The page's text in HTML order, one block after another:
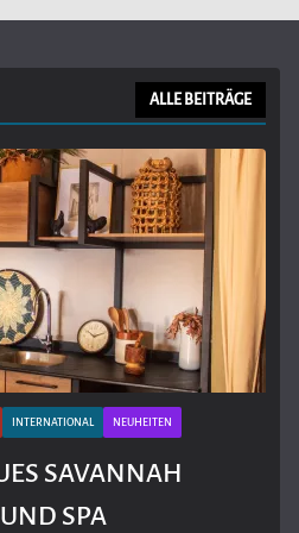
ALLE BEITRÄGE
INTERNATIONAL NEUHEITEN
SAVANNAH
SPA